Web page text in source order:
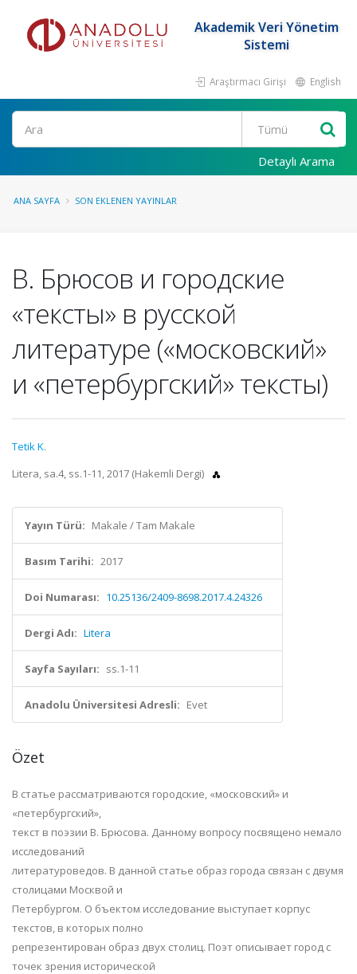
Akademik Veri Yönetim
Sistemi
Araştırmacı Girişi English
Ara
Detaylı Arama
ANA SAYFA SON EKLENEN YAYINLAR
В. Брюсов и городские
«тексты» в русской
литературе («московский»
и «петербургский» тексты)
Tetik K.
Litera, sa.4, ss.1-11, 2017 (Hakemli Dergi)
Yayın Türü: Makale / Tam Makale
Basım Tarihi: 2017
Doi Numarası: 10.25136/2409-8698.2017.4.24326
Dergi Adı: Litera
Sayfa Sayıları: ss.1-11
Anadolu Üniversitesi Adresli: Evet
Özet
В статье рассматриваются городские, «московский» и
«петербургский»,
текст в поэзии В. Брюсова. Данному вопросу посвящено немало
исследований
литературоведов. В данной статье образ города связан с двумя
столицами Москвой и
Петербургом. О бъектом исследование выступает корпус
текстов, в которых полно
репрезентирован образ двух столиц. Поэт описывает город с
точек зрения исторической